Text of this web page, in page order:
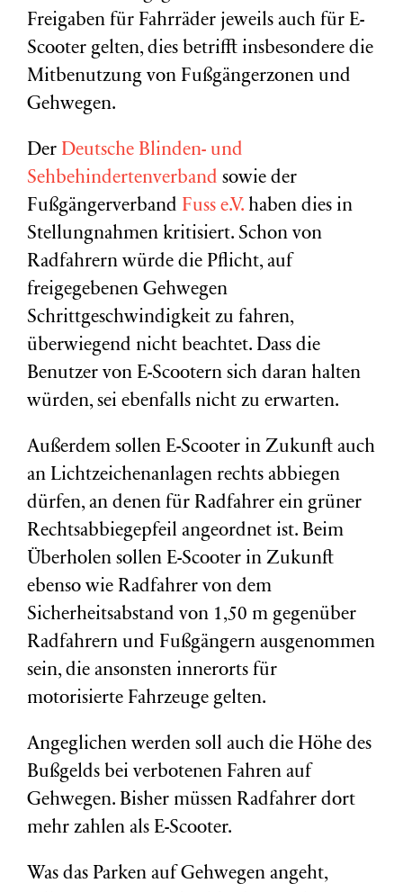
Freigaben für Fahrräder jeweils auch für E-
Scooter gelten, dies betrifft insbesondere die
Mitbenutzung von Fußgängerzonen und
Gehwegen.
Der Deutsche Blinden- und
Sehbehindertenverband sowie der
Fußgängerverband Fuss e.V. haben dies in
Stellungnahmen kritisiert. Schon von
Radfahrern würde die Pflicht, auf
freigegebenen Gehwegen
Schrittgeschwindigkeit zu fahren,
überwiegend nicht beachtet. Dass die
Benutzer von E-Scootern sich daran halten
würden, sei ebenfalls nicht zu erwarten.
Außerdem sollen E-Scooter in Zukunft auch
an Lichtzeichenanlagen rechts abbiegen
dürfen, an denen für Radfahrer ein grüner
Rechtsabbiegepfeil angeordnet ist. Beim
Überholen sollen E-Scooter in Zukunft
ebenso wie Radfahrer von dem
Sicherheitsabstand von 1,50 m gegenüber
Radfahrern und Fußgängern ausgenommen
sein, die ansonsten innerorts für
motorisierte Fahrzeuge gelten.
Angeglichen werden soll auch die Höhe des
Bußgelds bei verbotenen Fahren auf
Gehwegen. Bisher müssen Radfahrer dort
mehr zahlen als E-Scooter.
Was das Parken auf Gehwegen angeht,